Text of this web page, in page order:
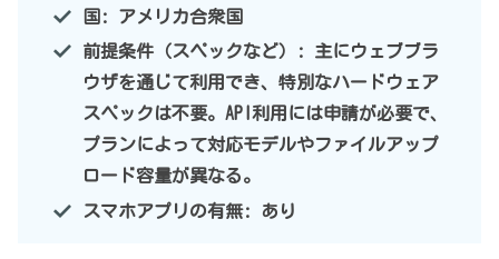
国: アメリカ合衆国
前提条件（スペックなど）: 主にウェブブラ
ウザを通じて利用でき、特別なハードウェア
スペックは不要。API利用には申請が必要で、
プランによって対応モデルやファイルアップ
ロード容量が異なる。
スマホアプリの有無: あり